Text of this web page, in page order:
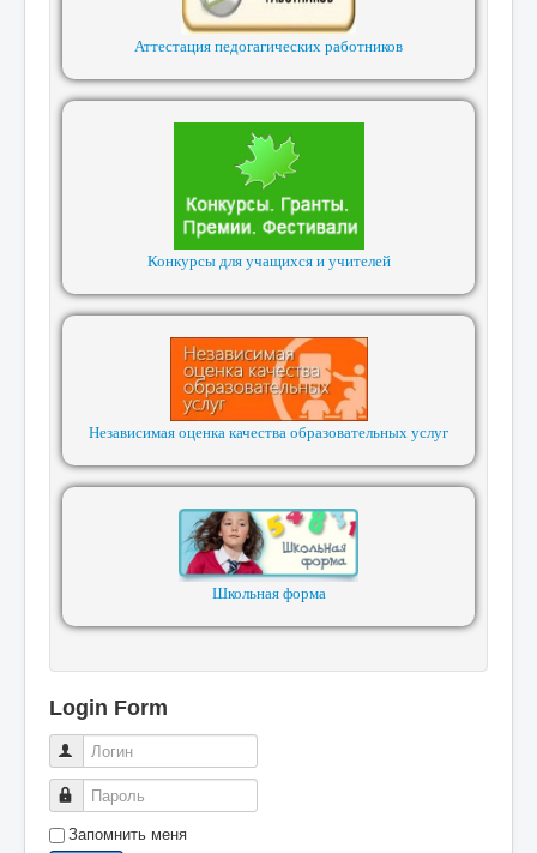
Аттестация педогагических работников
Конкурсы для учащихся и учителей
Независимая оценка качества образовательных услуг
Школьная форма
Login Form
Логин
Пароль
Запомнить меня